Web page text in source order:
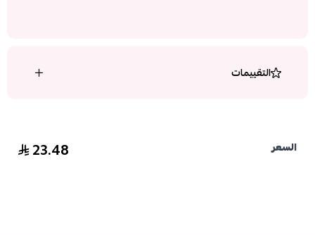
التقييمات
السعر 23.48